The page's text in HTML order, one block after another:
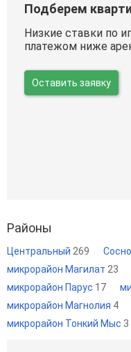
Подберем
Низкие ставки по
платежом ниже
Оставить заявку
Районы
Центральный 269
микрорайон Магилат 23
микрорайон Парус 17
микрорайон Магнолия 4
микрорайон Тонкий Мыс 3